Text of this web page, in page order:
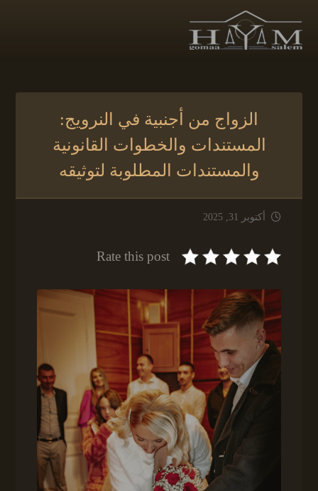
الزواج من أجنبية في النرويج:
المستندات والخطوات القانونية
والمستندات المطلوبة لتوثيقه
أكتوبر 31, 2025
Rate this post